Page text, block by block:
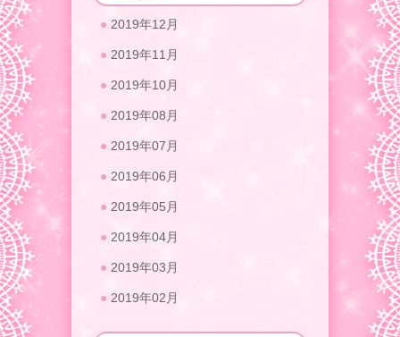
2019年12月
2019年11月
2019年10月
2019年08月
2019年07月
2019年06月
2019年05月
2019年04月
2019年03月
2019年02月